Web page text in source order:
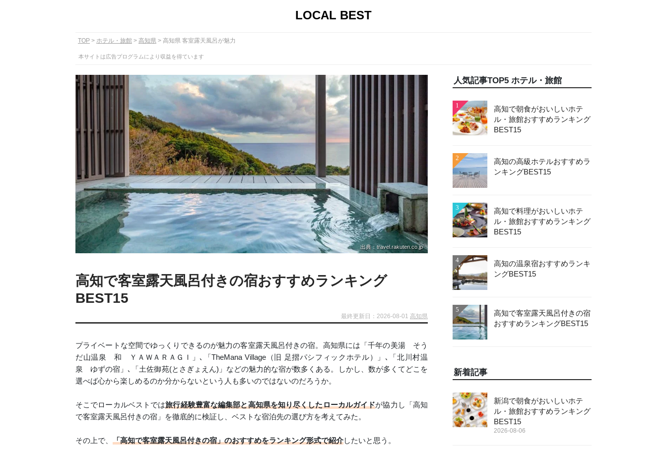
LOCAL BEST
TOP ホテル・旅館 高知県 高知県 客室露天風呂が魅力
本サイトは広告プログラムにより収益を得ています
出典：travel.rakuten.co.jp
高知で客室露天風呂付きの宿おすすめランキング
BEST15
最終更新日：2026-08-01 高知県
プライベートな空間でゆっくりできるのが魅力の客室露天風呂付きの宿。高知県には「千年の美湯 そう
だ山温泉 和 ＹＡＷＡＲＡＧＩ」､「TheMana Village（旧 足摺パシフィックホテル）」､「北川村温
泉 ゆずの宿」､「土佐御苑(とさぎょえん)」などの魅力的な宿が数多くある。しかし、数が多くてどこを
選べば心から楽しめるのか分からないという人も多いのではないのだろうか。
そこでローカルベストでは旅行経験豊富な編集部と高知県を知り尽くしたローカルガイドが協力し「高知
で客室露天風呂付きの宿」を徹底的に検証し、ベストな宿泊先の選び方を考えてみた。
その上で、 「高知で客室露天風呂付きの宿」のおすすめをランキング形式で紹介したいと思う。
人気記事TOP5 ホテル・旅館
1
高知で朝食がおいしいホテ
ル・旅館おすすめランキング
BEST15
2
高知の高級ホテルおすすめラ
ンキングBEST15
3
高知で料理がおいしいホテ
ル・旅館おすすめランキング
BEST15
4
高知の温泉宿おすすめランキ
ングBEST15
5
高知で客室露天風呂付きの宿
おすすめランキングBEST15
新着記事
新潟で朝食がおいしいホテ
ル・旅館おすすめランキング
BEST15
2026-08-06